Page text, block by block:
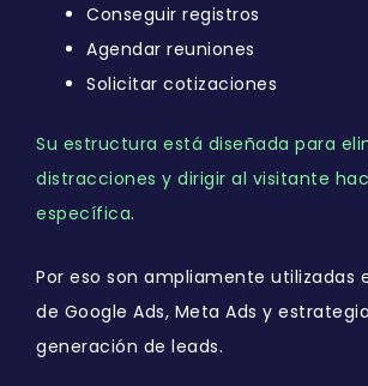
Conseguir registros
Agendar reuniones
Solicitar cotizaciones
Su estructura está diseñada para
distracciones y dirigir al visitante
específica.
Por eso son ampliamente utilizadas
de Google Ads, Meta Ads y
generación de leads.